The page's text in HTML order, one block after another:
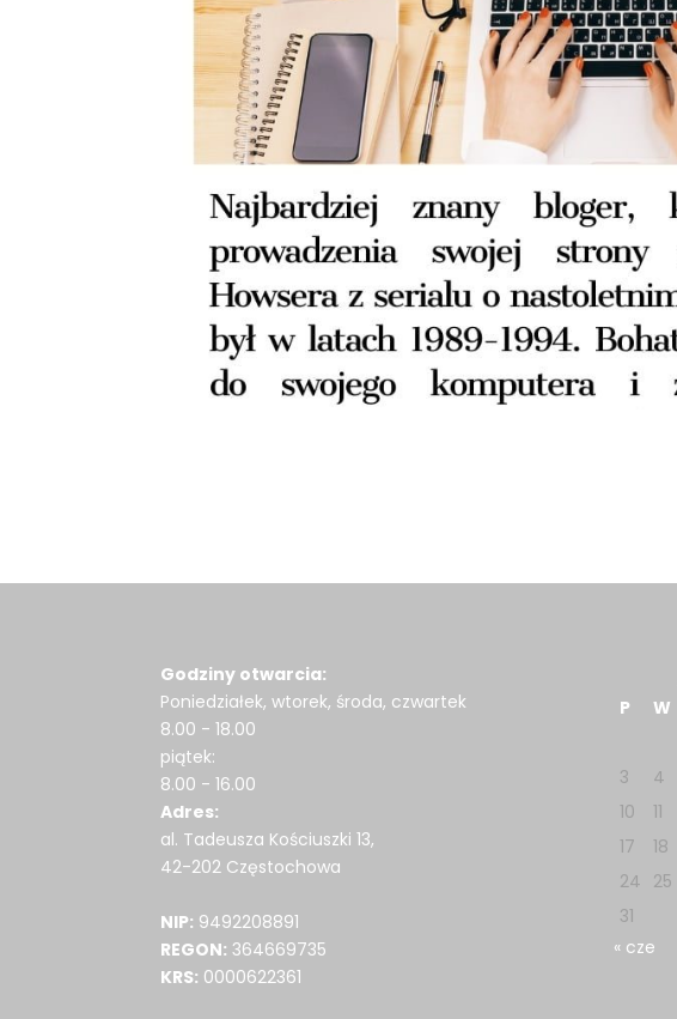
Godziny otwarcia:
Poniedziałek, wtorek, środa, czwartek
8.00 - 18.00
piątek:
8.00 - 16.00
Adres:
al. Tadeusza Kościuszki 13,
42-202 Częstochowa
NIP: 9492208891
REGON: 364669735
KRS: 0000622361
P W
3
4
10
11
17
18
24 25
31
« cze